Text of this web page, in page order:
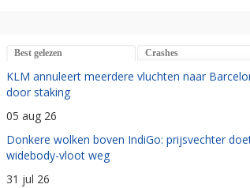
Best gelezen Crashes
KLM annuleert meerdere vluchten naar
door staking
05 aug 26
Donkere wolken boven IndiGo: prijsvechter
widebody-vloot weg
31 jul 26